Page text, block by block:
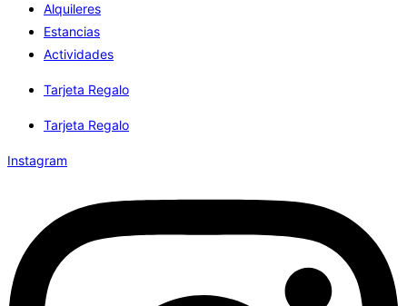
Alquileres
Estancias
Actividades
Tarjeta Regalo
Tarjeta Regalo
Instagram